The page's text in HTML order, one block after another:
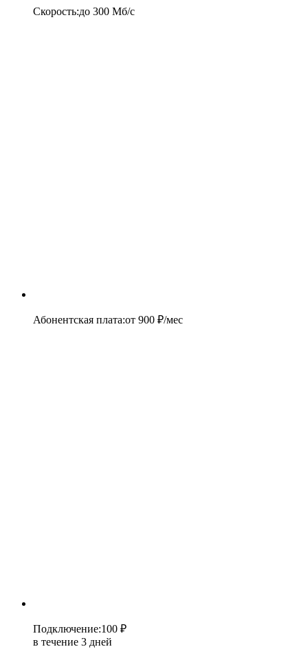
Скорость:до 300 Мб/c
Абонентская плата:от 900 ₽/мес
Подключение:100 ₽
в течение 3 дней